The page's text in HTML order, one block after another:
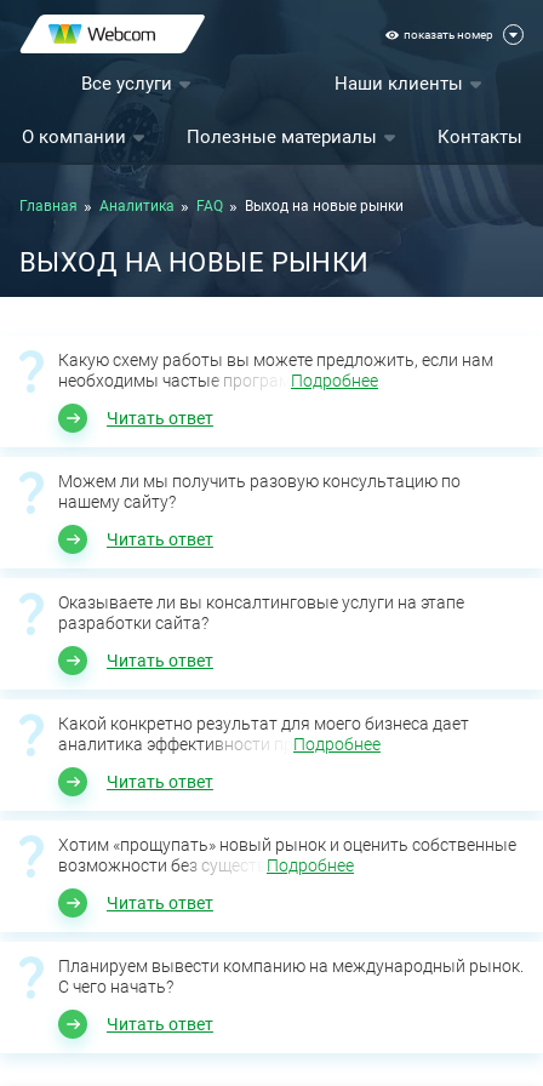
показать номер
Все услуги Наши клиенты
О компании Полезные материалы Контакты
Главная Аналитика FAQ Выход на новые рынки
ВЫХОД НА НОВЫЕ РЫНКИ
Какую схему работы вы можете предложить, если нам
необходимы частые програм Подробнее
Читать ответ
Можем ли мы получить разовую консультацию по
нашему сайту?
Читать ответ
Оказываете ли вы консалтинговые услуги на этапе
разработки сайта?
Читать ответ
Какой конкретно результат для моего бизнеса дает
аналитика эффективности пр Подробнее
Читать ответ
Хотим «прощупать» новый рынок и оценить собственные
возможности без существ Подробнее
Читать ответ
Планируем вывести компанию на международный рынок.
С чего начать?
Читать ответ